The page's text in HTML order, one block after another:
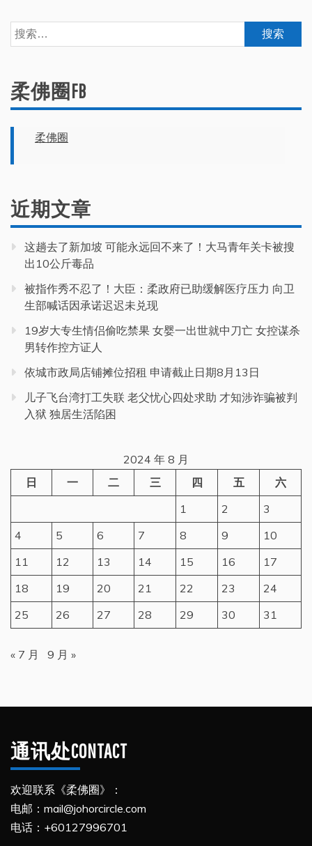
搜
索：
柔佛圈FB
柔佛圈
近期文章
这趟去了新加坡 可能永远回不来了！大马青年关卡被搜
出10公斤毒品
被指作秀不忍了！大臣：柔政府已助缓解医疗压力 向卫
生部喊话因承诺迟迟未兑现
19岁大专生情侣偷吃禁果 女婴一出世就中刀亡 女控谋杀
男转作控方证人
依城市政局店铺摊位招租 申请截止日期8月13日
儿子飞台湾打工失联 老父忧心四处求助 才知涉诈骗被判
入狱 独居生活陷困
2024 年 8 月
日
一 二 三 四 五
六
1
2
3
4
5 6 7 8 9
10
11
12 13 14 15 16
17
18
19 20 21 22 23
24
25
26 27 28 29 30 31
« 7 月 9 月 »
通讯处CONTACT
欢迎联系《柔佛圈》：
电邮：mail@johorcircle.com
电话：+60127996701